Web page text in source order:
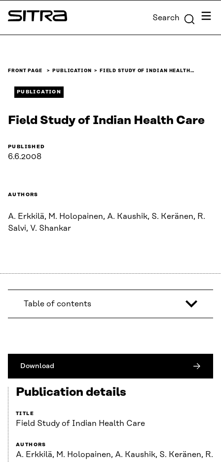
Skip to
content
Sitra Search Menu
FRONT PAGE PUBLICATION FIELD STUDY OF INDIAN HEALTH…
PUBLICATION
Field Study of Indian Health Care
PUBLISHED
6.6.2008
AUTHORS
A. Erkkilä, M. Holopainen, A. Kaushik, S. Keränen, R.
Salvi, V. Shankar
Table of contents
Download
Publication details
TITLE
Field Study of Indian Health Care
AUTHORS
A. Erkkilä, M. Holopainen, A. Kaushik, S. Keränen, R.